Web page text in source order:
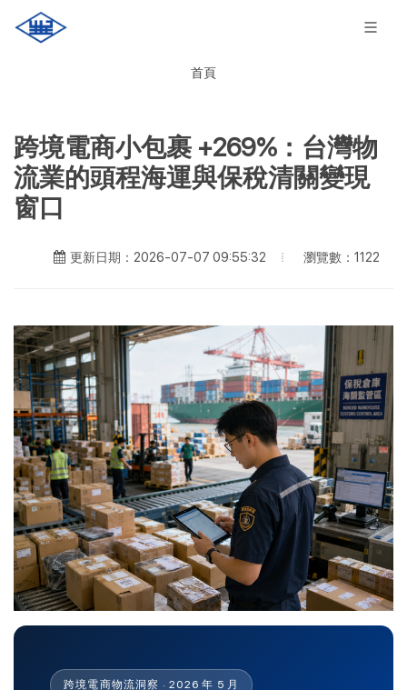
首頁
跨境電商小包裹 +269%：台灣物
流業的頭程海運與保稅清關變現
窗口
更新日期：2026-07-07 09:55:32 瀏覽數：1122
跨境電商物流洞察 · 2026 年 5 月